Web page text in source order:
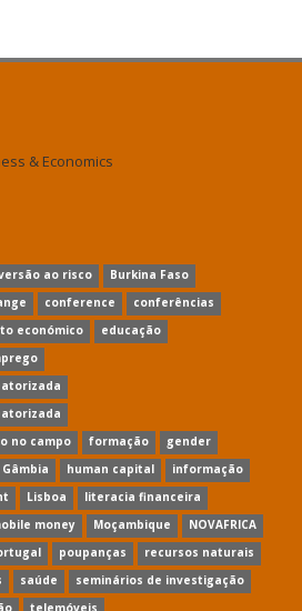
ao risco
Burkina Faso
conference
conferências
económico
educação
no campo
formação
gender
Gâmbia human capital
informação
Lisboa
literacia financeira
money Moçambique
NOVAFRICA
poupanças
recursos naturais
saúde
seminários de investigação
telemóveis